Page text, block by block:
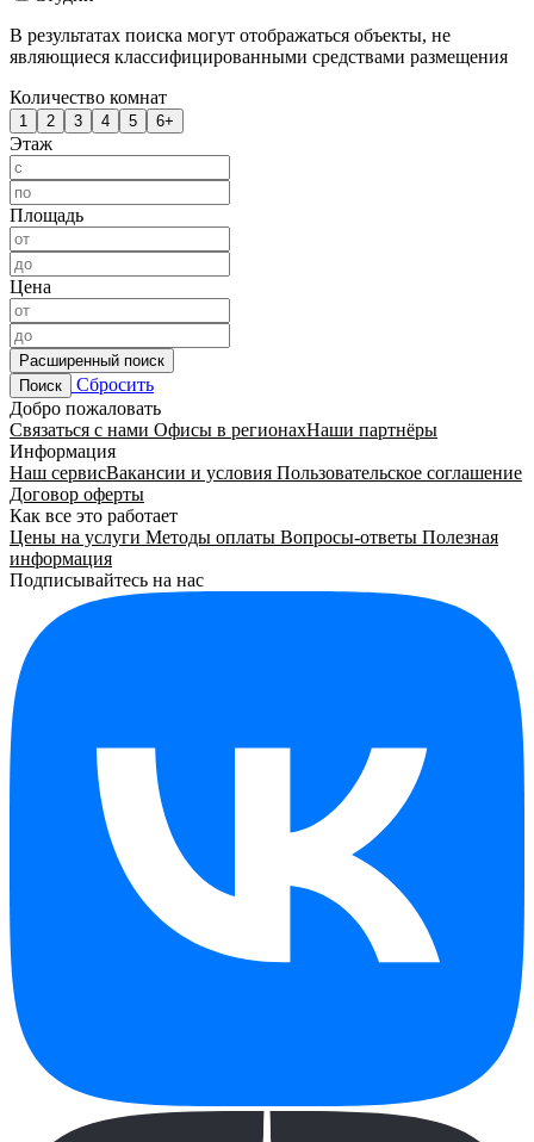
В результатах поиска могут отображаться объекты, не
являющиеся классифицированными средствами размещения
Количество комнат
1 2 3 4 5 6+
Этаж
Площадь
Цена
Расширенный поиск
Поиск
Сбросить
Добро пожаловать
Связаться с нами Офисы в регионахНаши партнёры
Информация
Наш сервисВакансии и условия Пользовательское соглашение
Договор оферты
Как все это работает
Цены на услуги Методы оплаты Вопросы-ответы Полезная
информация
Подписывайтесь на нас